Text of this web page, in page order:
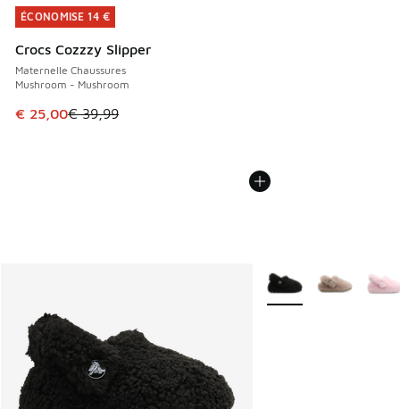
ÉCONOMISE 14 €
Crocs Cozzzy Slipper
Maternelle Chaussures
Mushroom - Mushroom
Cet article est en promotion. Prix en baisse de € 39,99 à
€ 25,00€ 39,99
ÉCONOMISE 14 €
Plus de couleurs